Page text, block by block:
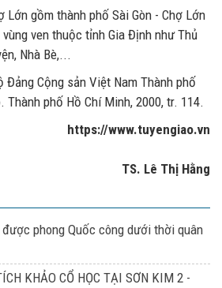
Lớn gồm thành phố Sài Gòn - Chợ Lớn
ven thuộc tỉnh Gia Định như Thủ
Nhà Bè,...
Đảng Cộng sản Việt Nam Thành phố
Thành phố Hồ Chí Minh, 2000, tr. 114.
https://www.tuyengiao.vn
TS. Lê Thị Hằng
phong Quốc công dưới thời quân
KHẢO CỔ HỌC TẠI SƠN KIM 2 -